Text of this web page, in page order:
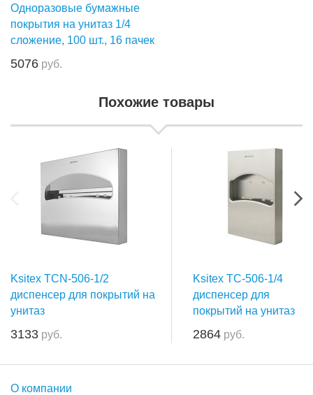
Одноразовые бумажные
покрытия на унитаз 1/4
сложение, 100 шт., 16 пачек
5076 руб.
Похожие товары
Ksitex TCN-506-1/2
диспенсер для покрытий на
унитаз
3133 руб.
Ksitex TC-506-1/4
диспенсер для
покрытий на унитаз
2864 руб.
О компании